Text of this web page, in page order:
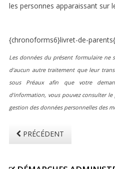
76160 Fontaine-Sous-
NOS HORAIRES
Lundi :09h00-12h00 et
Mardi :09h00-12h00 et
Mercredi :Fermé
Jeudi :09h00-12h00 et
Vendredi :09h00-12h00 et
les personnes apparaissant sur
{chronoforms6}livret-de-
Les données du présent formulaire ne
d'aucun autre traitement que leur
sous Préaux afin que votre
d'information, vous pouvez consulter
gestion des données personnelles des
PRÉCÉDENT